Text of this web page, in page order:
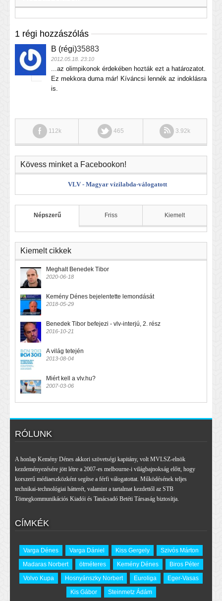
1 régi hozzászólás
B (régi)35883
2012.05.18. 23:10
...az olimpikonok érdekében hozták ezt a határozatot.
Ez mekkora duma már! Kíváncsi lennék az indoklásra
is.
112k 465 3.92k
Kövess minket a Facebookon!
VLV - Magyar vízilabda-válogatott
Népszerű Friss Kiemelt
Kiemelt cikkek
Meghalt Benedek Tibor
2020-06-18
Kemény Dénes bejelentette lemondását
2018-05-29
Benedek Tibor befejezi - vlv-interjú, 2. rész
2016-10-21
A világ tetején
2013-08-04
Miért kell a vlv.hu?
2007-03-06
RÓLUNK
A honlap Kemény Dénes akkori szövetségi kapitány, volt MVLSZ-elnök
kezdeményezésére jött létre a 2007-es melbourne-i világbajnokság előtt, hogy
korszerű médiaeszközként segítse a férfi válogatottat. Működésének teljes
technikai-technológiai hátterét, valamint a tartalmat kezdettől az STB
Tömegkommunikációs Kiadói és Tanácsadó Betéti Társaság biztosítja.
CÍMKÉK
Varga Dénes Varga Dániel Kiss Gergely
Szivós Márton
Madaras Norbert
ötméteres Kemény Dénes
Biros Péter
Volvo Kupa
Hosnyánszky Norbert Euroliga
Eger-Vasas
Kis Gábor
Steinmetz Ádám